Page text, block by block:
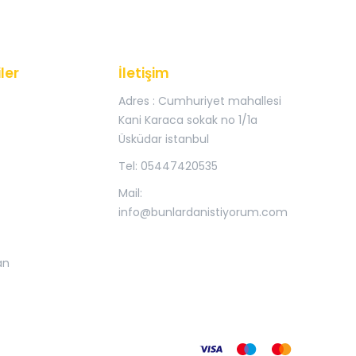
İletişim
Adres : Cumhuriyet mahallesi
Kani Karaca sokak no 1/1a
Üsküdar istanbul
Tel: 05447420535
Mail:
info@bunlardanistiyorum.com